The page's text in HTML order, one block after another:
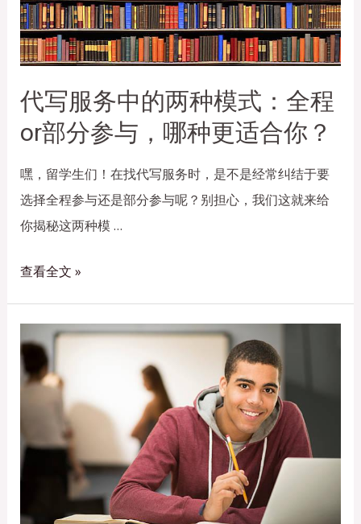
代写服务中的两种模式：全程
or部分参与，哪种更适合你？
嘿，留学生们！在找代写服务时，是不是经常纠结于要
选择全程参与还是部分参与呢？别担心，我们这就来给
你揭秘这两种模 …
查看全文 »